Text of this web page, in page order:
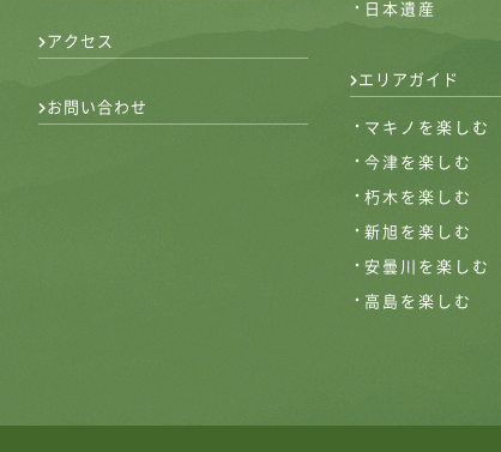
アクセス
お問い合わせ
日本遺産
エリアガイド
マキノを楽しむ
今津を楽しむ
朽木を楽しむ
新旭を楽しむ
安曇川を楽しむ
高島を楽しむ